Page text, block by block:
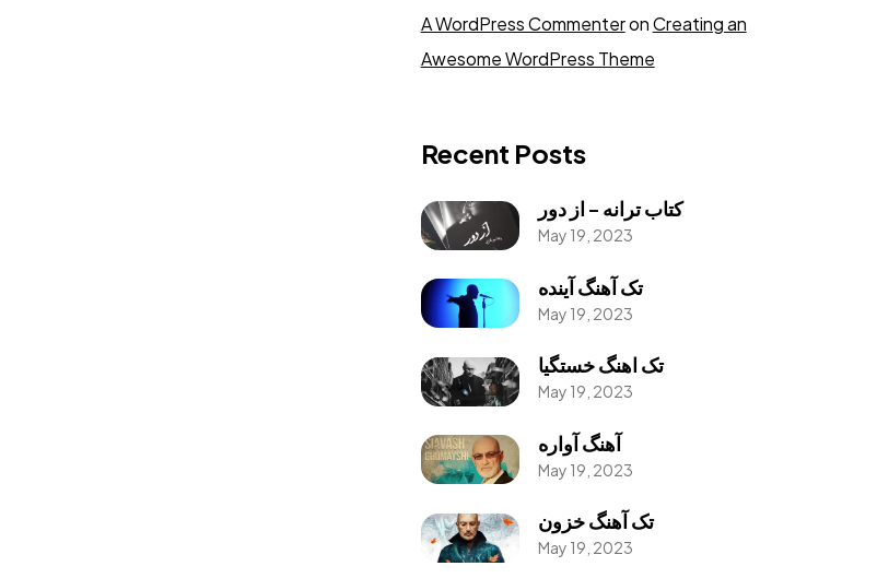
A WordPress CommenteronCreating an
Awesome WordPress Theme
Recent Posts
کتاب ترانه – از دور
May 19, 2023
تک آهنگ آینده
May 19, 2023
تک اهنگ خستگیا
May 19, 2023
آهنگ آواره
May 19, 2023
تک آهنگ خزون
May 19, 2023